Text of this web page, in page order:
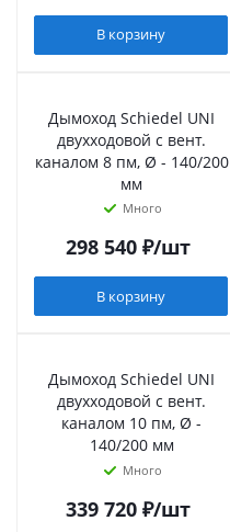
В корзину
Дымоход Schiedel UNI
двухходовой с вент.
каналом 8 пм, Ø - 140/200
мм
Много
298 540₽/шт
В корзину
Дымоход Schiedel UNI
двухходовой с вент.
каналом 10 пм, Ø -
140/200 мм
Много
339 720₽/шт